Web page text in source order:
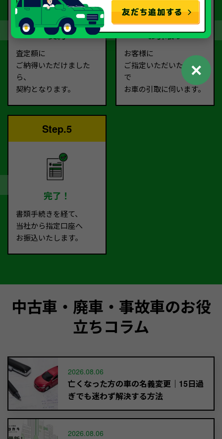
契約
査定額に
ご納得いただけました
ら、
契約となります。
お引取り
お客様に
ご指定いただいた場所ま
で
お車の引取に伺います。
Step.5
完了！
書類手続きを経て、
当社から指定口座へ
お振込いたします。
中古車・廃車・事故車のお役
立ちコラム
2026.08.06
亡くなった方の車の名義変更｜15日過
ぎでも迷わず解決する方法
2026.08.06
✕